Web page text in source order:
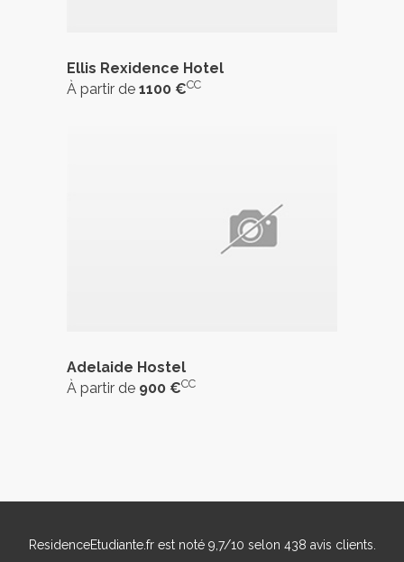
Ellis Rexidence Hotel
À partir de 1100 €CC
Adelaide Hostel
À partir de 900 €CC
ResidenceEtudiante.frest noté 9,7/10 selon 438 avis clients.